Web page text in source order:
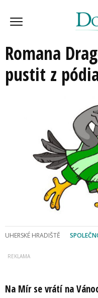
Romana
pustit z
UHERSKÉ HRADIŠTĚ
Na Mír se vrátí na